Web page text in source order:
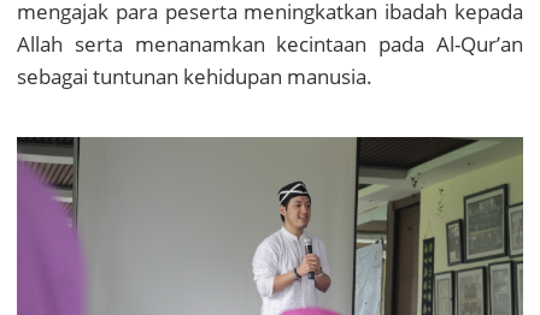
mengajak para peserta meningkatkan ibadah kepada
Allah serta menanamkan kecintaan pada Al-Qur’an
sebagai tuntunan kehidupan manusia.